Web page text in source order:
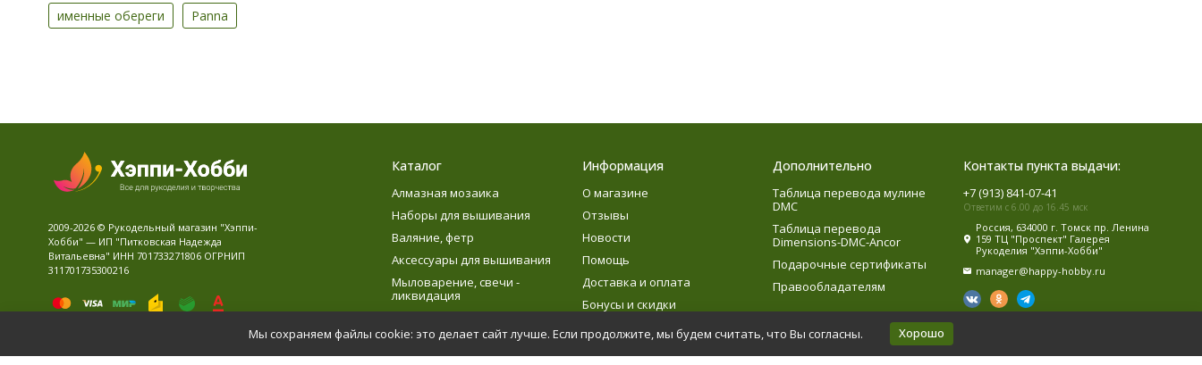
именные обереги Panna
2009-2026 © Рукодельный магазин "Хэппи-
Хобби" — ИП "Питковская Надежда
Витальевна" ИНН 701733271806 ОГРНИП
311701735300216
Карта сайта
Каталог
Алмазная мозаика
Наборы для вышивания
Валяние, фетр
Аксессуары для вышивания
Мыловарение, свечи -
ликвидация
Детское творчество
Информация
О магазине
Отзывы
Новости
Помощь
Доставка и оплата
Бонусы и скидки
Дополнительно
Таблица перевода мулине
DMC
Таблица перевода
Dimensions-DMC-Ancor
Подарочные сертификаты
Правообладателям
Контакты пункта выдачи:
+7 (913) 841-07-41
Ответим с 6.00 до 16.45 мск
Россия, 634000 г. Томск пр. Ленина
159 ТЦ "Проспект" Галерея
Рукоделия "Хэппи-Хобби"
manager@happy-hobby.ru
Мы сохраняем файлы cookie: это делает сайт лучше. Если продолжите, мы будем считать, что Вы согласны. Хорошо